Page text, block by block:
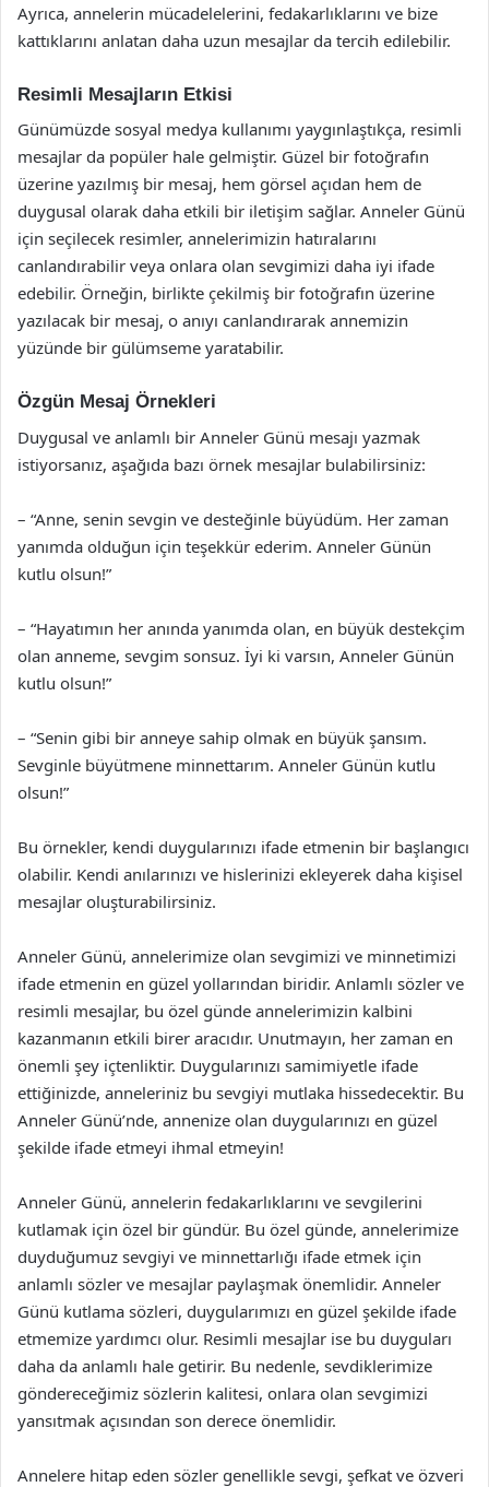
Ayrıca, annelerin mücadelelerini, fedakarlıklarını ve bize
kattıklarını anlatan daha uzun mesajlar da tercih edilebilir.
Resimli Mesajların Etkisi
Günümüzde sosyal medya kullanımı yaygınlaştıkça, resimli
mesajlar da popüler hale gelmiştir. Güzel bir fotoğrafın
üzerine yazılmış bir mesaj, hem görsel açıdan hem de
duygusal olarak daha etkili bir iletişim sağlar. Anneler Günü
için seçilecek resimler, annelerimizin hatıralarını
canlandırabilir veya onlara olan sevgimizi daha iyi ifade
edebilir. Örneğin, birlikte çekilmiş bir fotoğrafın üzerine
yazılacak bir mesaj, o anıyı canlandırarak annemizin
yüzünde bir gülümseme yaratabilir.
Özgün Mesaj Örnekleri
Duygusal ve anlamlı bir Anneler Günü mesajı yazmak
istiyorsanız, aşağıda bazı örnek mesajlar bulabilirsiniz:
– “Anne, senin sevgin ve desteğinle büyüdüm. Her zaman
yanımda olduğun için teşekkür ederim. Anneler Günün
kutlu olsun!”
– “Hayatımın her anında yanımda olan, en büyük destekçim
olan anneme, sevgim sonsuz. İyi ki varsın, Anneler Günün
kutlu olsun!”
– “Senin gibi bir anneye sahip olmak en büyük şansım.
Sevginle büyütmene minnettarım. Anneler Günün kutlu
olsun!”
Bu örnekler, kendi duygularınızı ifade etmenin bir başlangıcı
olabilir. Kendi anılarınızı ve hislerinizi ekleyerek daha kişisel
mesajlar oluşturabilirsiniz.
Anneler Günü, annelerimize olan sevgimizi ve minnetimizi
ifade etmenin en güzel yollarından biridir. Anlamlı sözler ve
resimli mesajlar, bu özel günde annelerimizin kalbini
kazanmanın etkili birer aracıdır. Unutmayın, her zaman en
önemli şey içtenliktir. Duygularınızı samimiyetle ifade
ettiğinizde, anneleriniz bu sevgiyi mutlaka hissedecektir. Bu
Anneler Günü’nde, annenize olan duygularınızı en güzel
şekilde ifade etmeyi ihmal etmeyin!
Anneler Günü, annelerin fedakarlıklarını ve sevgilerini
kutlamak için özel bir gündür. Bu özel günde, annelerimize
duyduğumuz sevgiyi ve minnettarlığı ifade etmek için
anlamlı sözler ve mesajlar paylaşmak önemlidir. Anneler
Günü kutlama sözleri, duygularımızı en güzel şekilde ifade
etmemize yardımcı olur. Resimli mesajlar ise bu duyguları
daha da anlamlı hale getirir. Bu nedenle, sevdiklerimize
göndereceğimiz sözlerin kalitesi, onlara olan sevgimizi
yansıtmak açısından son derece önemlidir.
Annelere hitap eden sözler genellikle sevgi, şefkat ve özveri